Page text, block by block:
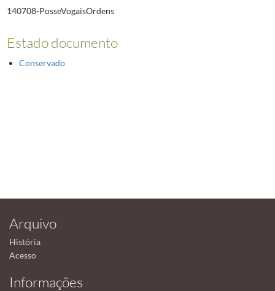
140708-PosseVogaisOrdens
Estado documento
Conservado
Arquivo
História
Acesso
Informações